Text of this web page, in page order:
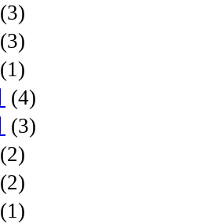
(3)
(3)
(1)
(4)
(3)
(2)
(2)
(1)